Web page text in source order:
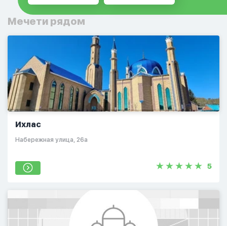
Мечети рядом
Ихлас
​Набережная улица, 26а​
5